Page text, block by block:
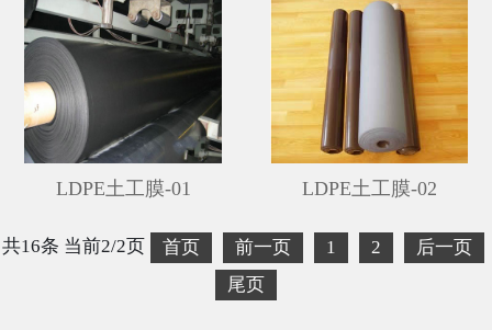
LDPE土工膜-01 LDPE土工膜-02
共16条 当前2/2页 首页 前一页 1 2
后一页
尾页